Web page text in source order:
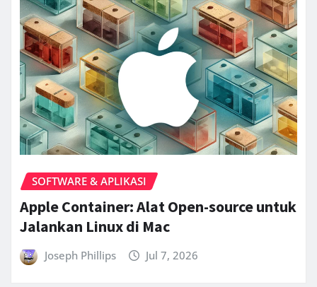
SOFTWARE & APLIKASI
Apple Container: Alat Open-source untuk
Jalankan Linux di Mac
Joseph Phillips Jul 7, 2026